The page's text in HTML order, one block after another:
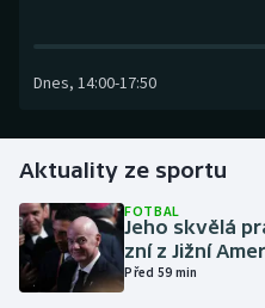
Futsal
Gymnastika
Házená
Dnes, 14:00-17:50
Aktuality ze sportu
FOTBAL
Jeho skvělá
zní z Jižní
Před 59 min